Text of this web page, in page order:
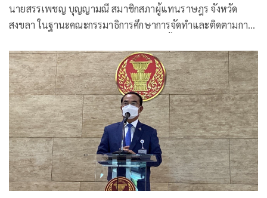
ท้องถิ่น
นายสรรเพชญ บุญญามณี สมาชิกสภาผู้แทนราษฎร จังหวัด
สงขลา ในฐานะคณะกรรมาธิการศึกษาการจัดทำและติดตามการ
ราชบัญญัติงบประมาณรายจ่ายประจำปีงบประมาณ พ.ศ. 2567